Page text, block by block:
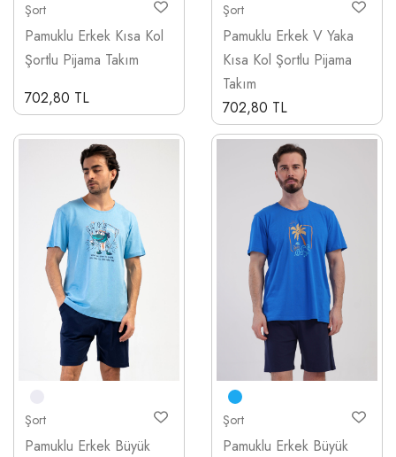
Şort
Pamuklu Erkek Kısa Kol
Şortlu Pijama Takım
702,80 TL
Şort
Pamuklu Erkek V Yaka
Kısa Kol Şortlu Pijama
Takım
702,80 TL
Şort
Pamuklu Erkek Büyük
Şort
Pamuklu Erkek Büyük